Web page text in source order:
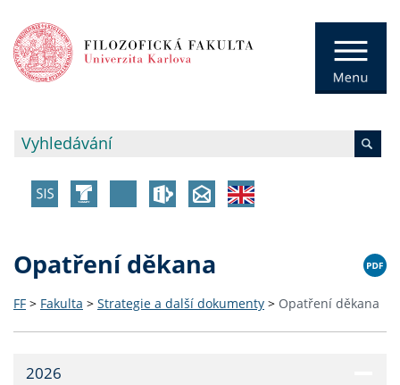
Opatření děkana
FF > Fakulta > Strategie a další dokumenty > Opatření děkana
2026